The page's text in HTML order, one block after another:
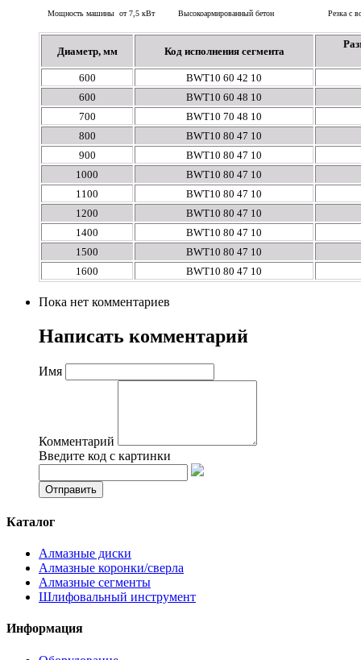
Мощность машины от 7,5 кВт Высокоармированный бетон Резка с
Диаметр, мм Код исполнения сегмента
600
BWТ10 60 42 10
600
BWТ10 60 48 10
700
BWТ10 70 48 10
800
BWТ10 80 47 10
900
BWТ10 80 47 10
1000
BWТ10 80 47 10
1100
BWТ10 80 47 10
1200
BWТ10 80 47 10
1400
BWТ10 80 47 10
1500
BWT10 80 47 10
1600
BWT10 80 47 10
Пока нет комментариев
Написать комментарий
Имя
Комментарий
Введите код с картинки
Каталог
Алмазные диски
Алмазные коронки/сверла
Алмазные сегменты
Шлифовальный инструмент
Информация